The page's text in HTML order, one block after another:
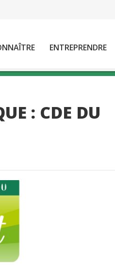
ENTREPRENDRE
: CDE DU